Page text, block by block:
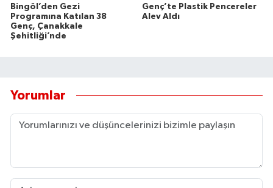
Bingöl’den Gezi
Programına Katılan 38
Genç, Çanakkale
Şehitliği’nde
Genç’te Plastik Pencereler
Alev Aldı
Yorumlar